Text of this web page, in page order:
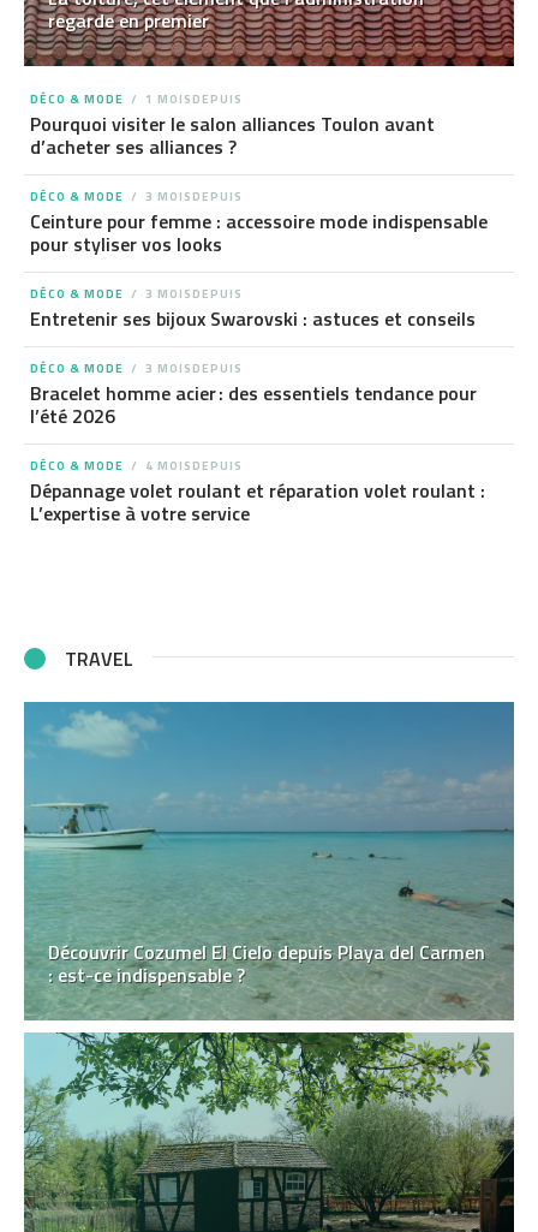
regarde en premier
DÉCO & MODE 1 MOISDEPUIS
Pourquoi visiter le salon alliances Toulon avant
d’acheter ses alliances ?
DÉCO & MODE 3 MOISDEPUIS
Ceinture pour femme : accessoire mode indispensable
pour styliser vos looks
DÉCO & MODE 3 MOISDEPUIS
Entretenir ses bijoux Swarovski : astuces et conseils
DÉCO & MODE 3 MOISDEPUIS
Bracelet homme acier : des essentiels tendance pour
l’été 2026
DÉCO & MODE 4 MOISDEPUIS
Dépannage volet roulant et réparation volet roulant :
L’expertise à votre service
TRAVEL
Découvrir Cozumel El Cielo depuis Playa del Carmen
: est-ce indispensable ?